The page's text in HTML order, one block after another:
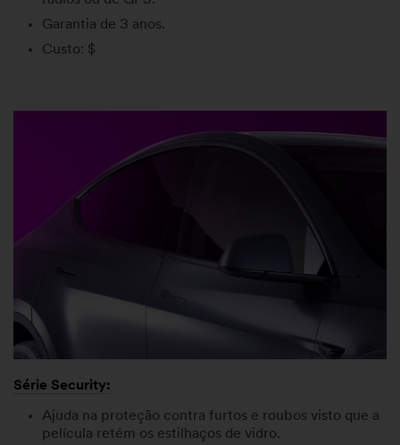
Garantia de 3 anos.
Custo: $
Série Security:
Ajuda na proteção contra furtos e roubos visto que a
película retém os estilhaços de vidro.